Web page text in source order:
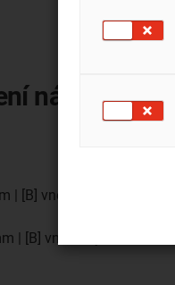
náplně
| [B] vnější výška = 13
| [B] vnitřní výška = 15